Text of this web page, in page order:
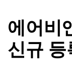
에어비
신규